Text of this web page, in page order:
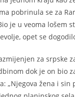
pobrinula se za
je u veoma lošem
opet se
za srpske
dok je on bio
„Njegova žena i sin